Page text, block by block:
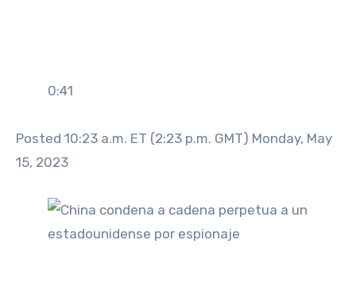
0:41
Posted 10:23 a.m. ET (2:23 p.m. GMT) Monday, May
15, 2023